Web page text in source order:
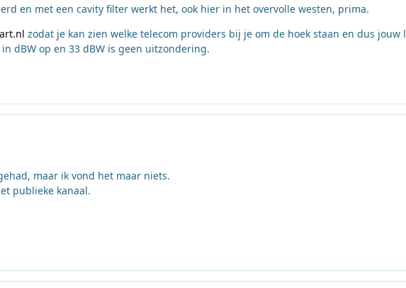
en met een cavity filter werkt het, ook hier in het overvolle westen, prima.
zodat je kan zien welke telecom providers bij je om de hoek staan en dus jouw
dBW op en 33 dBW is geen uitzondering.
maar ik vond het maar niets.
publieke kanaal.